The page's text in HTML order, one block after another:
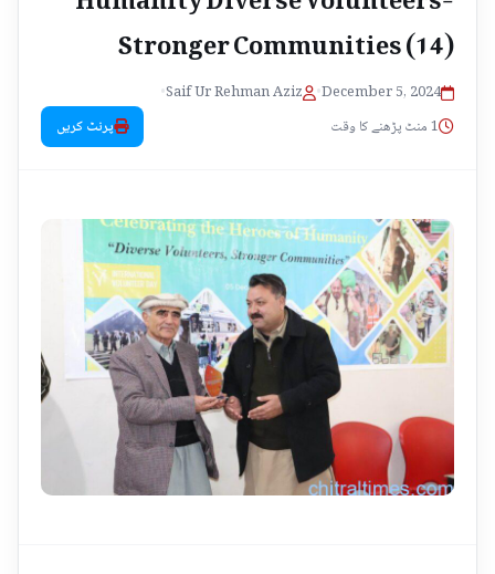
Stronger Communities (14)
December 5, 2024
•
Saif Ur Rehman Aziz
•
1 منٹ پڑھنے کا وقت
پرنٹ کریں